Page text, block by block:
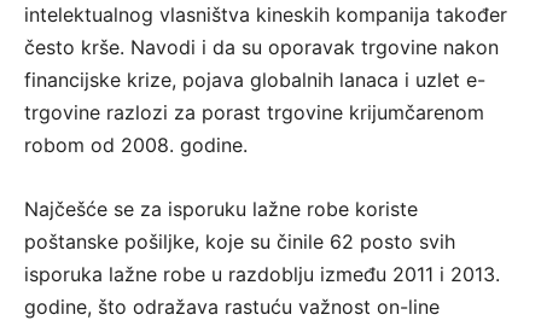
intelektualnog vlasništva kineskih kompanija također
često krše. Navodi i da su oporavak trgovine nakon
financijske krize, pojava globalnih lanaca i uzlet e-
trgovine razlozi za porast trgovine krijumčarenom
robom od 2008. godine.
Najčešće se za isporuku lažne robe koriste
poštanske pošiljke, koje su činile 62 posto svih
isporuka lažne robe u razdoblju između 2011 i 2013.
godine, što odražava rastuću važnost on-line